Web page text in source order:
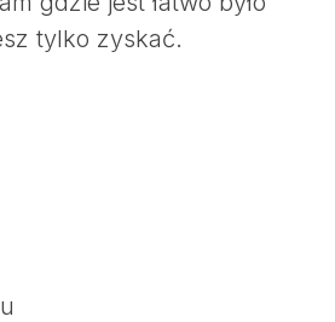
tylko zyskać.